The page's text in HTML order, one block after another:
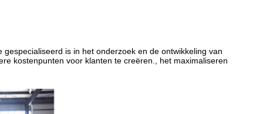
is in het onderzoek en de ontwikkeling van
kostenpunten voor klanten te creëren., het maximaliseren